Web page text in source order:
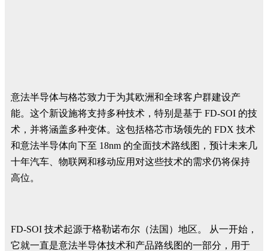
意法半导体与格芯致力于为其欧洲和全球客户群建设产
能。这个新设施将支持多种技术，特别是基于 FD-SOI 的技
术，并将涵盖多种变体。这包括格芯市场领先的 FDX 技术
和意法半导体向下至 18nm 的全面技术路线图，预计未来几
十年汽车、物联网和移动应用对这些技术的需求仍将保持
高位。
FD-SOI 技术起源于格勒诺布尔（法国）地区。 从一开始，
它就一直是意法半导体技术和产品路线图的一部分，用于